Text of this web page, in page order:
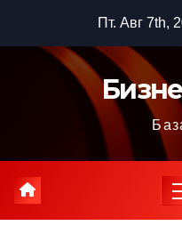
содержимому
Пт. Авг 7th,